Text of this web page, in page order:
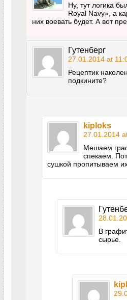
Ну, тут логика
Royal Navy», а
них воевать будет. А вот
Гутенберг
27.01.2014 at
Рецептик
подкините?
kiploks
27.01.2014
Мешаем
спекаем.
сушкой пропитываем
В
сырье.